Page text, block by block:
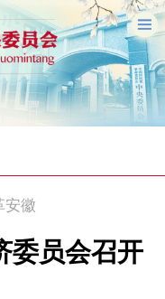
安徽
委员会召开